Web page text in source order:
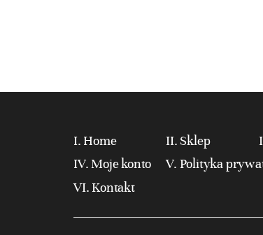
Home Sklep
Moje konto
Polityka
Kontakt